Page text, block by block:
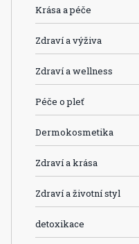
Krása a péče
Zdraví a výživa
Zdraví a wellness
Péče o pleť
Dermokosmetika
Zdraví a krása
Zdraví a životní styl
detoxikace